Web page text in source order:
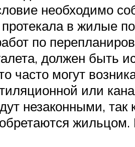
необходимо
протекала в жилые
по
должен быть
часто могут
или
незаконными,